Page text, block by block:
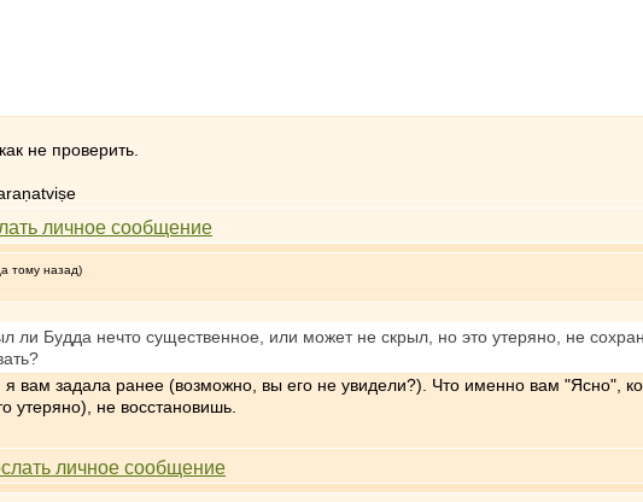
не проверить.
тому назад)
ли Будда нечто существенное, или может не скрыл, но это утеряно, не
я вам задала ранее (возможно, вы его не увидели?). Что именно вам "Ясно",
утеряно), не восстановишь.